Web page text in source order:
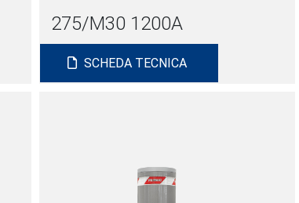
275/M30 1200A
SCHEDA TECNICA